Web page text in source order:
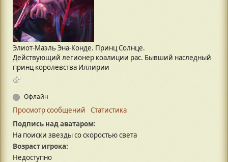
Элиот-Маэль Эна-Конде. Принц Солнце.
Действующий легионер коалиции рас. Бывший наследный
принц королевства Иллирии
Офлайн
Просмотр сообщений
Статистика
Подпись над аватаром:
На поиски звезды со скоростью света
Возраст игрока:
Недоступно